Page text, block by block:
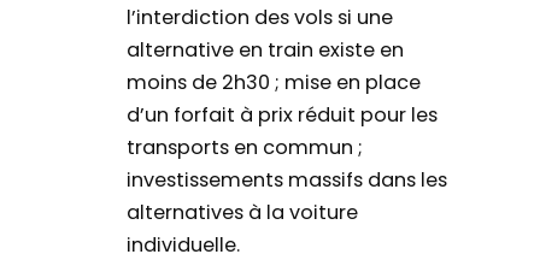
l’interdiction des vols si une
alternative en train existe en
moins de 2h30 ; mise en place
d’un forfait à prix réduit pour les
transports en commun ;
investissements massifs dans les
alternatives à la voiture
individuelle.